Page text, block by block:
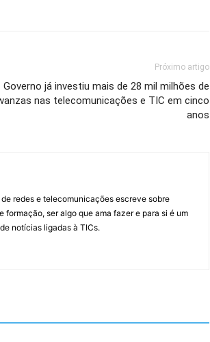
Próximo artigo
Governo já investiu mais de 28 mil milhões de
nas telecomunicações e TIC em cinco
anos
redes e telecomunicações escreve sobre
ser algo que ama fazer e para si é um
notícias ligadas à TICs.